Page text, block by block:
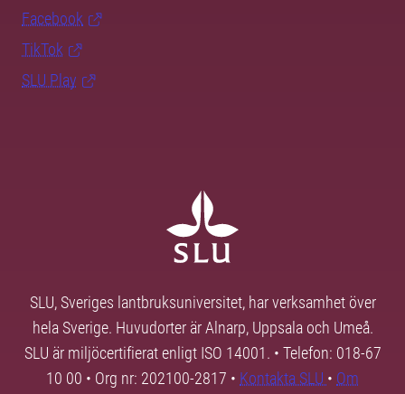
Facebook
TikTok
SLU Play
SLU, Sveriges lantbruksuniversitet, har verksamhet över
hela Sverige. Huvudorter är Alnarp, Uppsala och Umeå.
SLU är miljöcertifierat enligt ISO 14001. • Telefon: 018-67
10 00 • Org nr: 202100-2817 • Kontakta SLU • Om